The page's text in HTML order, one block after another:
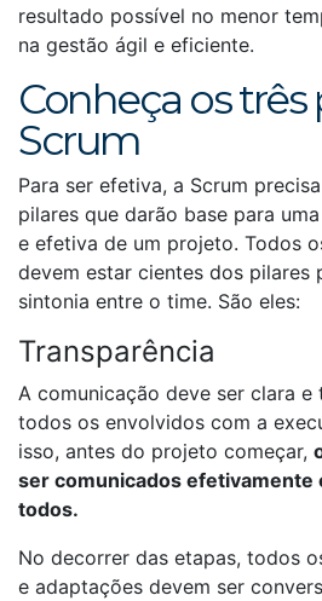
resultado possível no menor
na gestão ágil e eficiente.
Conheça os três
Scrum
Para ser efetiva, a Scrum
pilares que darão base para
e efetiva de um projeto. Todos
devem estar cientes dos pilares
sintonia entre o time. São eles:
Transparência
A comunicação deve ser clara e
todos os envolvidos com a
isso, antes do projeto começar,
ser comunicados efetivamente
todos.
No decorrer das etapas, todos
e adaptações devem ser